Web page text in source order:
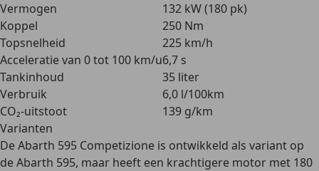
Vermogen
132 kW (180 pk)
Koppel
250 Nm
Topsnelheid
225 km/h
Acceleratie van 0 tot 100 km/u6,7 s
Tankinhoud
35 liter
Verbruik
6,0 l/100km
CO₂-uitstoot
139 g/km
Varianten
De Abarth 595 Competizione is ontwikkeld als variant op
de Abarth 595, maar heeft een krachtigere motor met 180